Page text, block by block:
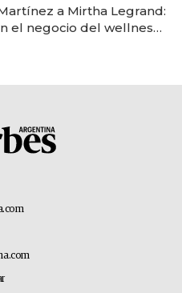
a Mirtha Legrand:
el negocio del wellness